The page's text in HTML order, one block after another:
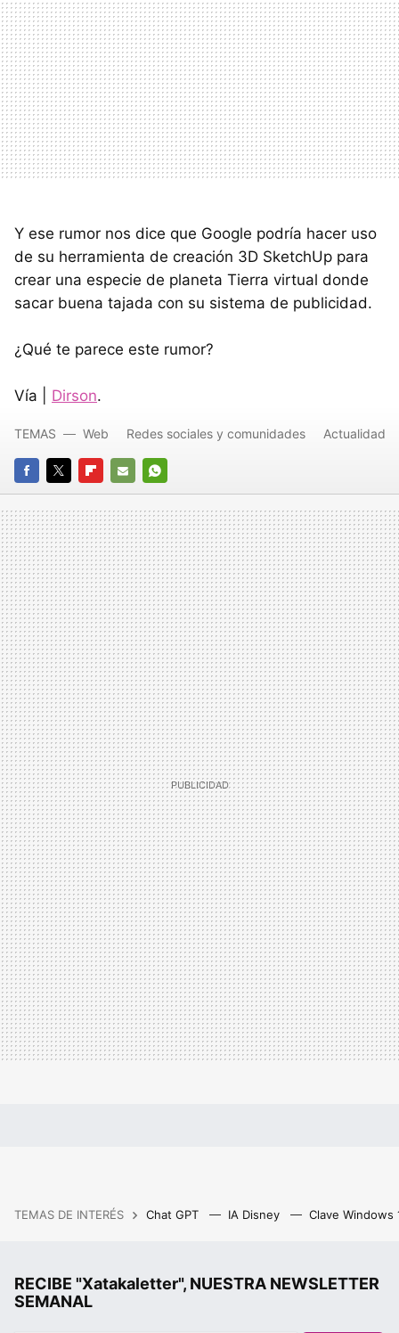
Y ese rumor nos dice que Google podría hacer uso
de su herramienta de creación 3D SketchUp para
crear una especie de planeta Tierra virtual donde
sacar buena tajada con su sistema de publicidad.
¿Qué te parece este rumor?
Vía | Dirson.
FACEBOOK
TWITTERFLIPBOARD
E-
MAIL
WHATSAPP
TEMAS Web Redes sociales y comunidades Actualidad
TEMAS DE INTERÉS Chat GPT IA Disney Clave Windows
RECIBE "Xatakaletter", NUESTRA NEWSLETTER
SEMANAL